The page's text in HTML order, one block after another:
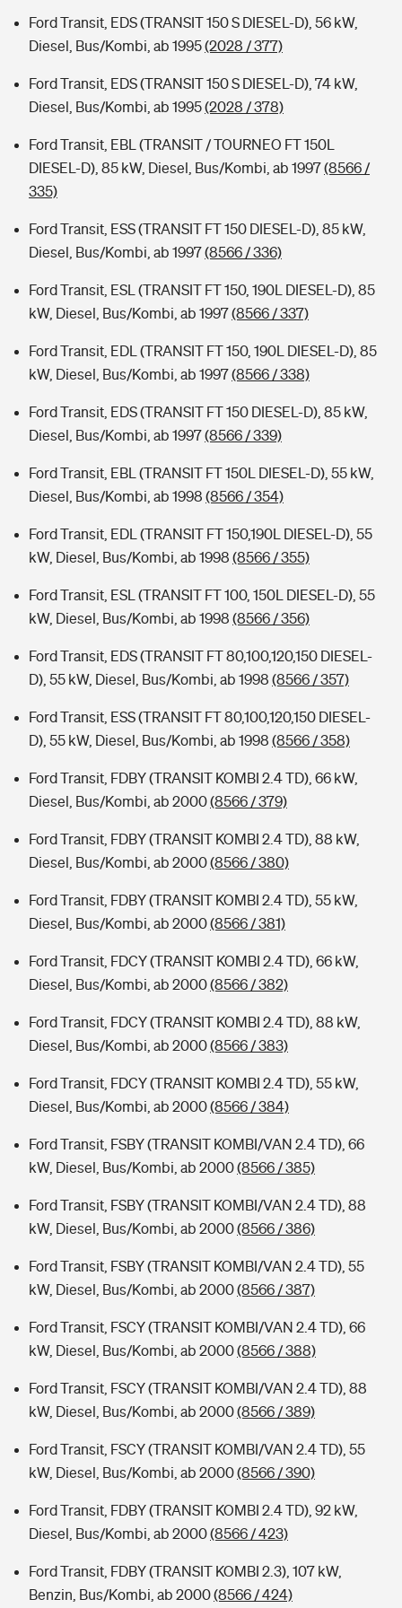
Ford Transit, EDS (TRANSIT 150 S DIESEL-D), 56 kW,
Diesel, Bus/Kombi, ab 1995(2028 / 377)
Ford Transit, EDS (TRANSIT 150 S DIESEL-D), 74 kW,
Diesel, Bus/Kombi, ab 1995(2028 / 378)
Ford Transit, EBL (TRANSIT / TOURNEO FT 150L
DIESEL-D), 85 kW, Diesel, Bus/Kombi, ab 1997(8566 /
335)
Ford Transit, ESS (TRANSIT FT 150 DIESEL-D), 85 kW,
Diesel, Bus/Kombi, ab 1997(8566 / 336)
Ford Transit, ESL (TRANSIT FT 150, 190L DIESEL-D), 85
kW, Diesel, Bus/Kombi, ab 1997(8566 / 337)
Ford Transit, EDL (TRANSIT FT 150, 190L DIESEL-D), 85
kW, Diesel, Bus/Kombi, ab 1997(8566 / 338)
Ford Transit, EDS (TRANSIT FT 150 DIESEL-D), 85 kW,
Diesel, Bus/Kombi, ab 1997(8566 / 339)
Ford Transit, EBL (TRANSIT FT 150L DIESEL-D), 55 kW,
Diesel, Bus/Kombi, ab 1998 (8566 / 354)
Ford Transit, EDL (TRANSIT FT 150,190L DIESEL-D), 55
kW, Diesel, Bus/Kombi, ab 1998 (8566 / 355)
Ford Transit, ESL (TRANSIT FT 100, 150L DIESEL-D), 55
kW, Diesel, Bus/Kombi, ab 1998 (8566 / 356)
Ford Transit, EDS (TRANSIT FT 80,100,120,150 DIESEL-
D), 55 kW, Diesel, Bus/Kombi, ab 1998 (8566 / 357)
Ford Transit, ESS (TRANSIT FT 80,100,120,150 DIESEL-
D), 55 kW, Diesel, Bus/Kombi, ab 1998 (8566 / 358)
Ford Transit, FDBY (TRANSIT KOMBI 2.4 TD), 66 kW,
Diesel, Bus/Kombi, ab 2000(8566 / 379)
Ford Transit, FDBY (TRANSIT KOMBI 2.4 TD), 88 kW,
Diesel, Bus/Kombi, ab 2000(8566 / 380)
Ford Transit, FDBY (TRANSIT KOMBI 2.4 TD), 55 kW,
Diesel, Bus/Kombi, ab 2000(8566 / 381)
Ford Transit, FDCY (TRANSIT KOMBI 2.4 TD), 66 kW,
Diesel, Bus/Kombi, ab 2000(8566 / 382)
Ford Transit, FDCY (TRANSIT KOMBI 2.4 TD), 88 kW,
Diesel, Bus/Kombi, ab 2000(8566 / 383)
Ford Transit, FDCY (TRANSIT KOMBI 2.4 TD), 55 kW,
Diesel, Bus/Kombi, ab 2000(8566 / 384)
Ford Transit, FSBY (TRANSIT KOMBI/VAN 2.4 TD), 66
kW, Diesel, Bus/Kombi, ab 2000(8566 / 385)
Ford Transit, FSBY (TRANSIT KOMBI/VAN 2.4 TD), 88
kW, Diesel, Bus/Kombi, ab 2000(8566 / 386)
Ford Transit, FSBY (TRANSIT KOMBI/VAN 2.4 TD), 55
kW, Diesel, Bus/Kombi, ab 2000(8566 / 387)
Ford Transit, FSCY (TRANSIT KOMBI/VAN 2.4 TD), 66
kW, Diesel, Bus/Kombi, ab 2000(8566 / 388)
Ford Transit, FSCY (TRANSIT KOMBI/VAN 2.4 TD), 88
kW, Diesel, Bus/Kombi, ab 2000(8566 / 389)
Ford Transit, FSCY (TRANSIT KOMBI/VAN 2.4 TD), 55
kW, Diesel, Bus/Kombi, ab 2000(8566 / 390)
Ford Transit, FDBY (TRANSIT KOMBI 2.4 TD), 92 kW,
Diesel, Bus/Kombi, ab 2000(8566 / 423)
Ford Transit, FDBY (TRANSIT KOMBI 2.3), 107 kW,
Benzin, Bus/Kombi, ab 2000(8566 / 424)